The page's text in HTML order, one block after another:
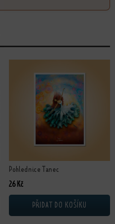
Pohlednice Tanec
26Kč
PŘIDAT DO KOŠÍKU